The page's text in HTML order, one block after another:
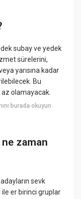
subay ve yedek
sürelerini,
yarısına kadar
Bu
olamayacak.
burada okuyun:
zaman
sevk
er birinci gruplar